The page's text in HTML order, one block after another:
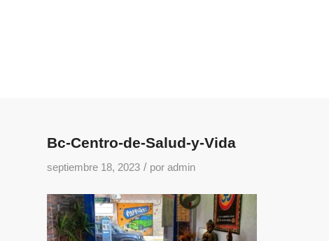
Bc-Centro-de-Salud-y-Vida
septiembre 18, 2023 / por admin